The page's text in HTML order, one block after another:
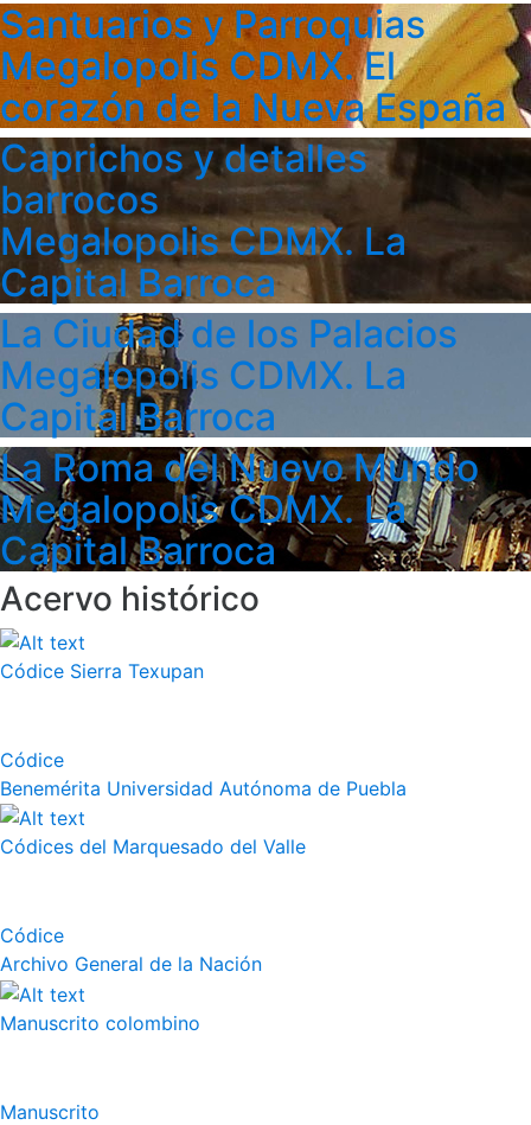
Santuarios y Parroquias
Megalopolis CDMX. El
corazón de la Nueva España
Caprichos y detalles
barrocos
Megalopolis CDMX. La
Capital Barroca
La Ciudad de los Palacios
Megalopolis CDMX. La
Capital Barroca
La Roma del Nuevo Mundo
Megalopolis CDMX. La
Capital Barroca
Acervo histórico
Códice Sierra Texupan
Códice
Benemérita Universidad Autónoma de Puebla
Códices del Marquesado del Valle
Códice
Archivo General de la Nación
Manuscrito colombino
Manuscrito